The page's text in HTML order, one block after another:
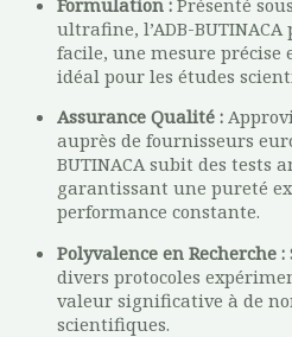
ultrafine, l’ADB-
facile, une mesure précise
idéal pour les études
Assurance Qualité :
auprès de fournisseurs
BUTINACA subit des tests
garantissant une pureté
performance constante.
Polyvalence en Recherche :
divers protocoles
valeur significative à de
scientifiques.